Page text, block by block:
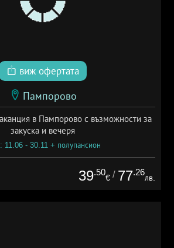
виж офертата
Пампорово
в Пампорово с възможности за
закуска и вечеря
11.06 - 30.11 + полупансион
39.50
€ / 77.26
лв.